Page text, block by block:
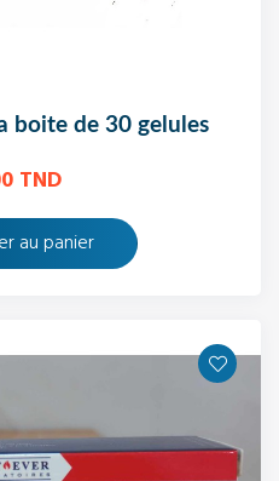
boite de 30 gelules
TND
au panier